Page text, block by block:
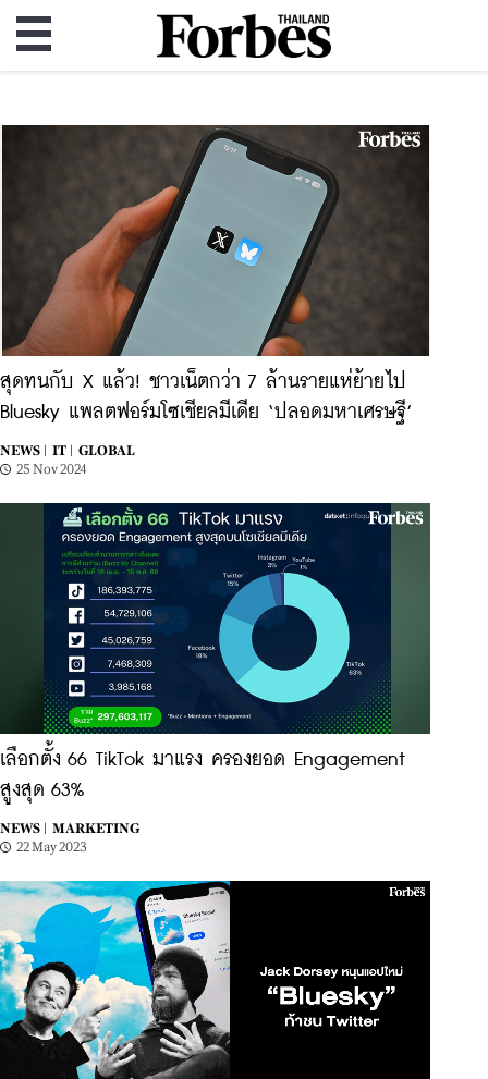
สุดทนกับ X แล้ว! ชาวเน็ตกว่า 7 ล้านรายแห่ย้ายไป
Bluesky แพลตฟอร์มโซเชียลมีเดีย ‘ปลอดมหาเศรษฐี’
NEWS | IT |
GLOBAL
25 Nov 2024
เลือกตั้ง 66 TikTok มาแรง ครองยอด Engagement
สูงสุด 63%
NEWS |
MARKETING
22 May 2023